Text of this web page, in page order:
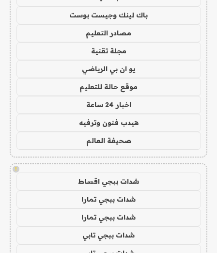
باك لينك وجيست بوست
مصادر التعليم
مجلة تقنية
يو ان بي الرياضي
موقع حالة للتعليم
اخبار 24 ساعة
هيدب فنون وترفيه
صحيفة العالم
!
شدات ببجي اقساط
شدات ببجي تمارا
شدات ببجي تمارا
شدات ببجي تابي